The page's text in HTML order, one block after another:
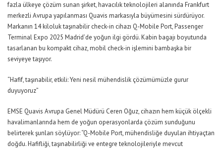
fazla ülkeye çözüm sunan şirket, havacılık teknolojileri alanında Frankfurt
merkezli Avrupa yapılanması Quavis markasıyla büyümesini sürdürüyor.
Markanın 14 kiloluk taşınabilir check-in cihazı Q-Mobile Port,Passenger
Terminal Expo 2025 Madrid’de yoğun ilgi gördü. Kabin bagajı boyutunda
tasarlanan bu kompakt cihaz, mobil check-in işlemini bambaşka bir
seviyeye taşıyor.
“Hafif, taşınabilir, etkili: Yeni nesil mühendislik çözümümüzle gurur
duyuyoruz”
EMSE Quavis Avrupa Genel Müdürü Ceren Oğuz, cihazın hem küçük ölçekli
havalimanlarında hem de yoğun operasyonlarda çözüm sunduğunu
belirterek şunları söylüyor: “Q-Mobile Port, mühendisliğe duyulan ihtiyaçtan
doğdu. Hafifliği, taşınabilirliği ve entegre teknolojileriyle mevcut